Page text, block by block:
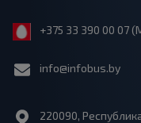
+375 33 390 00 07
info@infobus.by
220090,